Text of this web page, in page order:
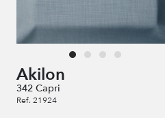
Akilon
342 Capri
Ref. 21924